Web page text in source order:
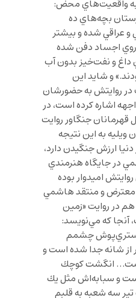
واقعيت‌هاي محض:
بچه‌هاي ده
و عراقي شده و بيشتر
اجساد دفن شده
داغ و نفت‌خيز بدون آب
و شايد اين
روايتش به حضورشان
اشاره كرده است، در
قهرمانان جنگاور روايت
ويليه به اين نتيجه
ارزش جنگيدن دارد،
در جايگاه هنرمندي
اميدوار بوده
و منتقد هاشمي
در روايت «زمين
آنجا كه مي‌نويسد:
چشمم
از شانه جدا شده است و
است… انگشت كوچك
و سبابه‌اش مثل يك
سه شعبه به قلبم